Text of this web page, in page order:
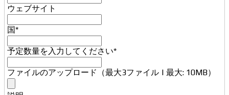
ウェブサイト
国*
予定数量を入力してください*
ファイルのアップロード（最大3ファイル | 最大: 10MB）